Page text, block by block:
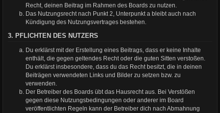
Recht, deinen Beitrag im Rahmen des Boards zu nutzen.
Das Nutzungsrecht nach Punkt 2, Unterpunkt a bleibt auch nach
Kündigung des Nutzungsvertrages bestehen.
3. PFLICHTEN DES NUTZERS
Du erklärst mit der Erstellung eines Beitrags, dass er keine Inhalte
enthält, die gegen geltendes Recht oder die guten Sitten verstoßen.
Du erklärst insbesondere, dass du das Recht besitzt, die in deinen
Beiträgen verwendeten Links und Bilder zu setzen bzw. zu
verwenden.
Der Betreiber des Boards übt das Hausrecht aus. Bei Verstößen
gegen diese Nutzungsbedingungen oder anderer im Board
veröffentlichten Regeln kann der Betreiber dich nach Abmahnung